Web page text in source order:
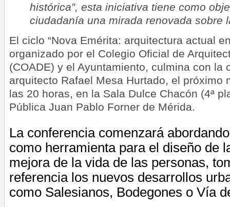
histórica”, esta iniciativa tiene como
ciudadanía una mirada renovada sobre
El ciclo “Nova Emérita: arquitectura actual
organizado por el Colegio Oficial de
(COADE) y el Ayuntamiento, culmina con la
arquitecto Rafael Mesa Hurtado, el próximo
las 20 horas, en la Sala Dulce Chacón (4ª
Pública Juan Pablo Forner de Mérida.
La conferencia comenzará
como herramienta para el diseño de
mejora de la vida de las personas,
referencia los nuevos desarrollos
como Salesianos, Bodegones o Vía